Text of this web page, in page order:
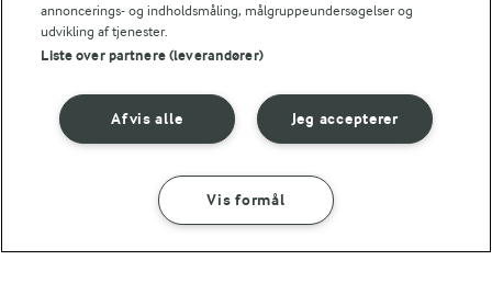
Citronkage
45 MIN
annoncerings- og indholdsmåling, målgruppeundersøgelser og
udvikling af tjenester.
Liste over partnere (leverandører)
Jeg accepterer
Afvis alle
Vis formål